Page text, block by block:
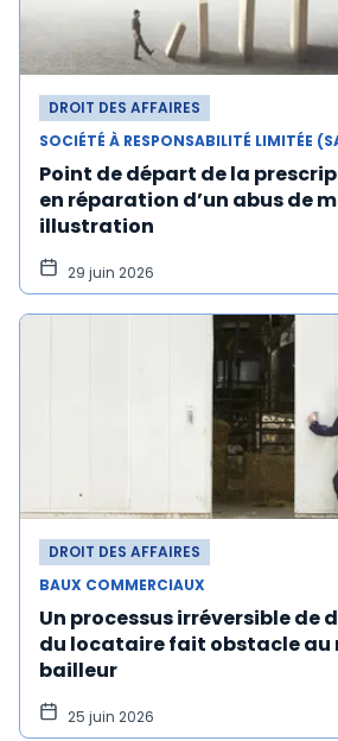
DROIT DES AFFAIRES
SOCIÉTÉ À RESPONSABILITÉ LIMITÉE
Point de départ de la
en réparation d’un abus de
illustration
29 juin 2026
DROIT DES AFFAIRES
BAUX COMMERCIAUX
Un processus irréversible de
du locataire fait obstacle au
bailleur
25 juin 2026